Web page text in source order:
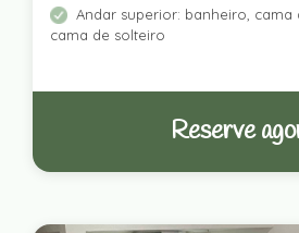
Andar superior: banheiro, cama
cama de solteiro
Reserve